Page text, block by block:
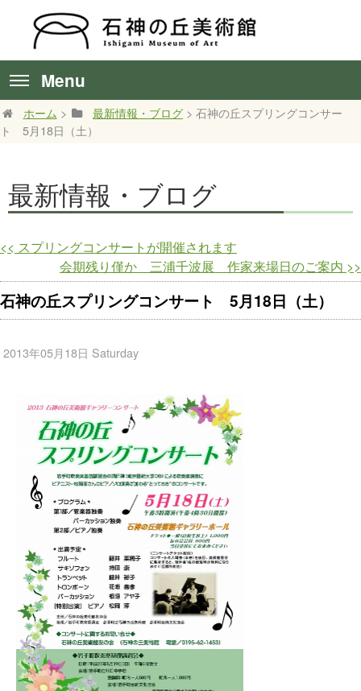
Menu
ホーム > 最新情報・ブログ > 石神の丘スプリングコンサー
ト 5月18日（土）
最新情報・ブログ
<< スプリングコンサートが開催されます
会期残り僅か 三浦千波展 作家来場日のご案内 >>
石神の丘スプリングコンサート 5月18日（土）
2013年05月18日 Saturday